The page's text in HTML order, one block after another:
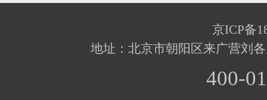
京ICP备
地址：北京市朝阳区来广营刘
400-